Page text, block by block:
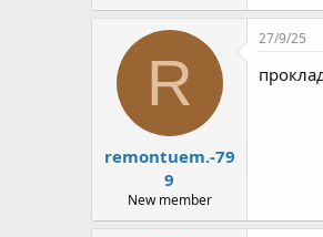
R
remontuem.-79
9
New member
27/9/25